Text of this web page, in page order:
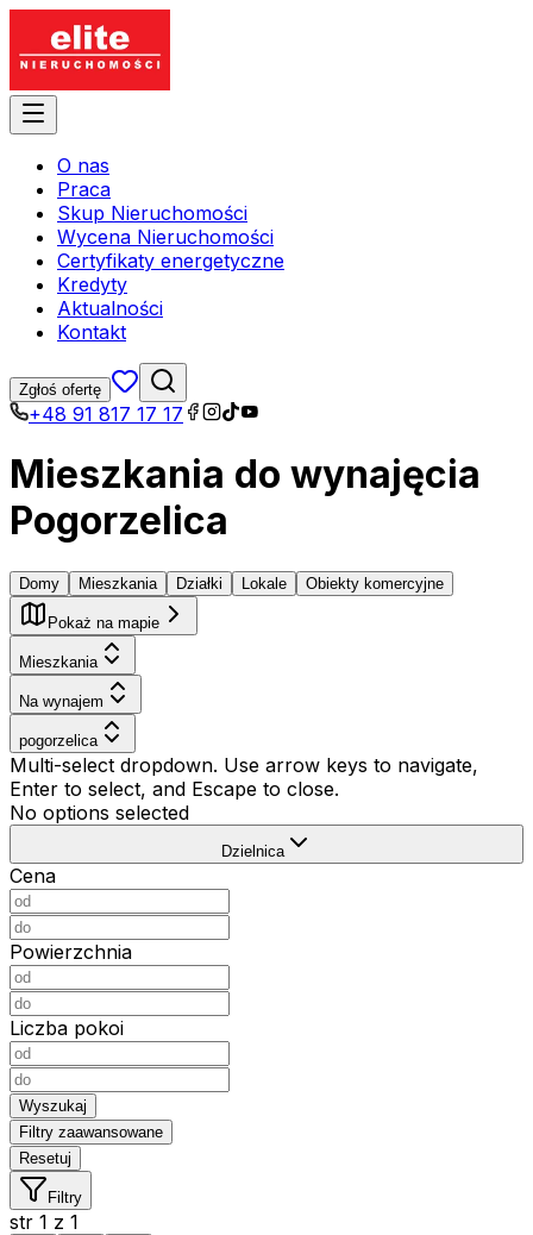
O nas
Praca
Skup Nieruchomości
Wycena Nieruchomości
Certyfikaty energetyczne
Kredyty
Aktualności
Kontakt
Zgłoś ofertę
+48 91 817 17 17
Mieszkania do wynajęcia
Pogorzelica
Domy Mieszkania Działki Lokale Obiekty komercyjne
Pokaż na mapie
Mieszkania
Na wynajem
pogorzelica
Multi-select dropdown. Use arrow keys to navigate,
Enter to select, and Escape to close.
No options selected
Dzielnica
Cena
Powierzchnia
Liczba pokoi
Wyszukaj
Filtry zaawansowane
Resetuj
Filtry
str 1 z 1